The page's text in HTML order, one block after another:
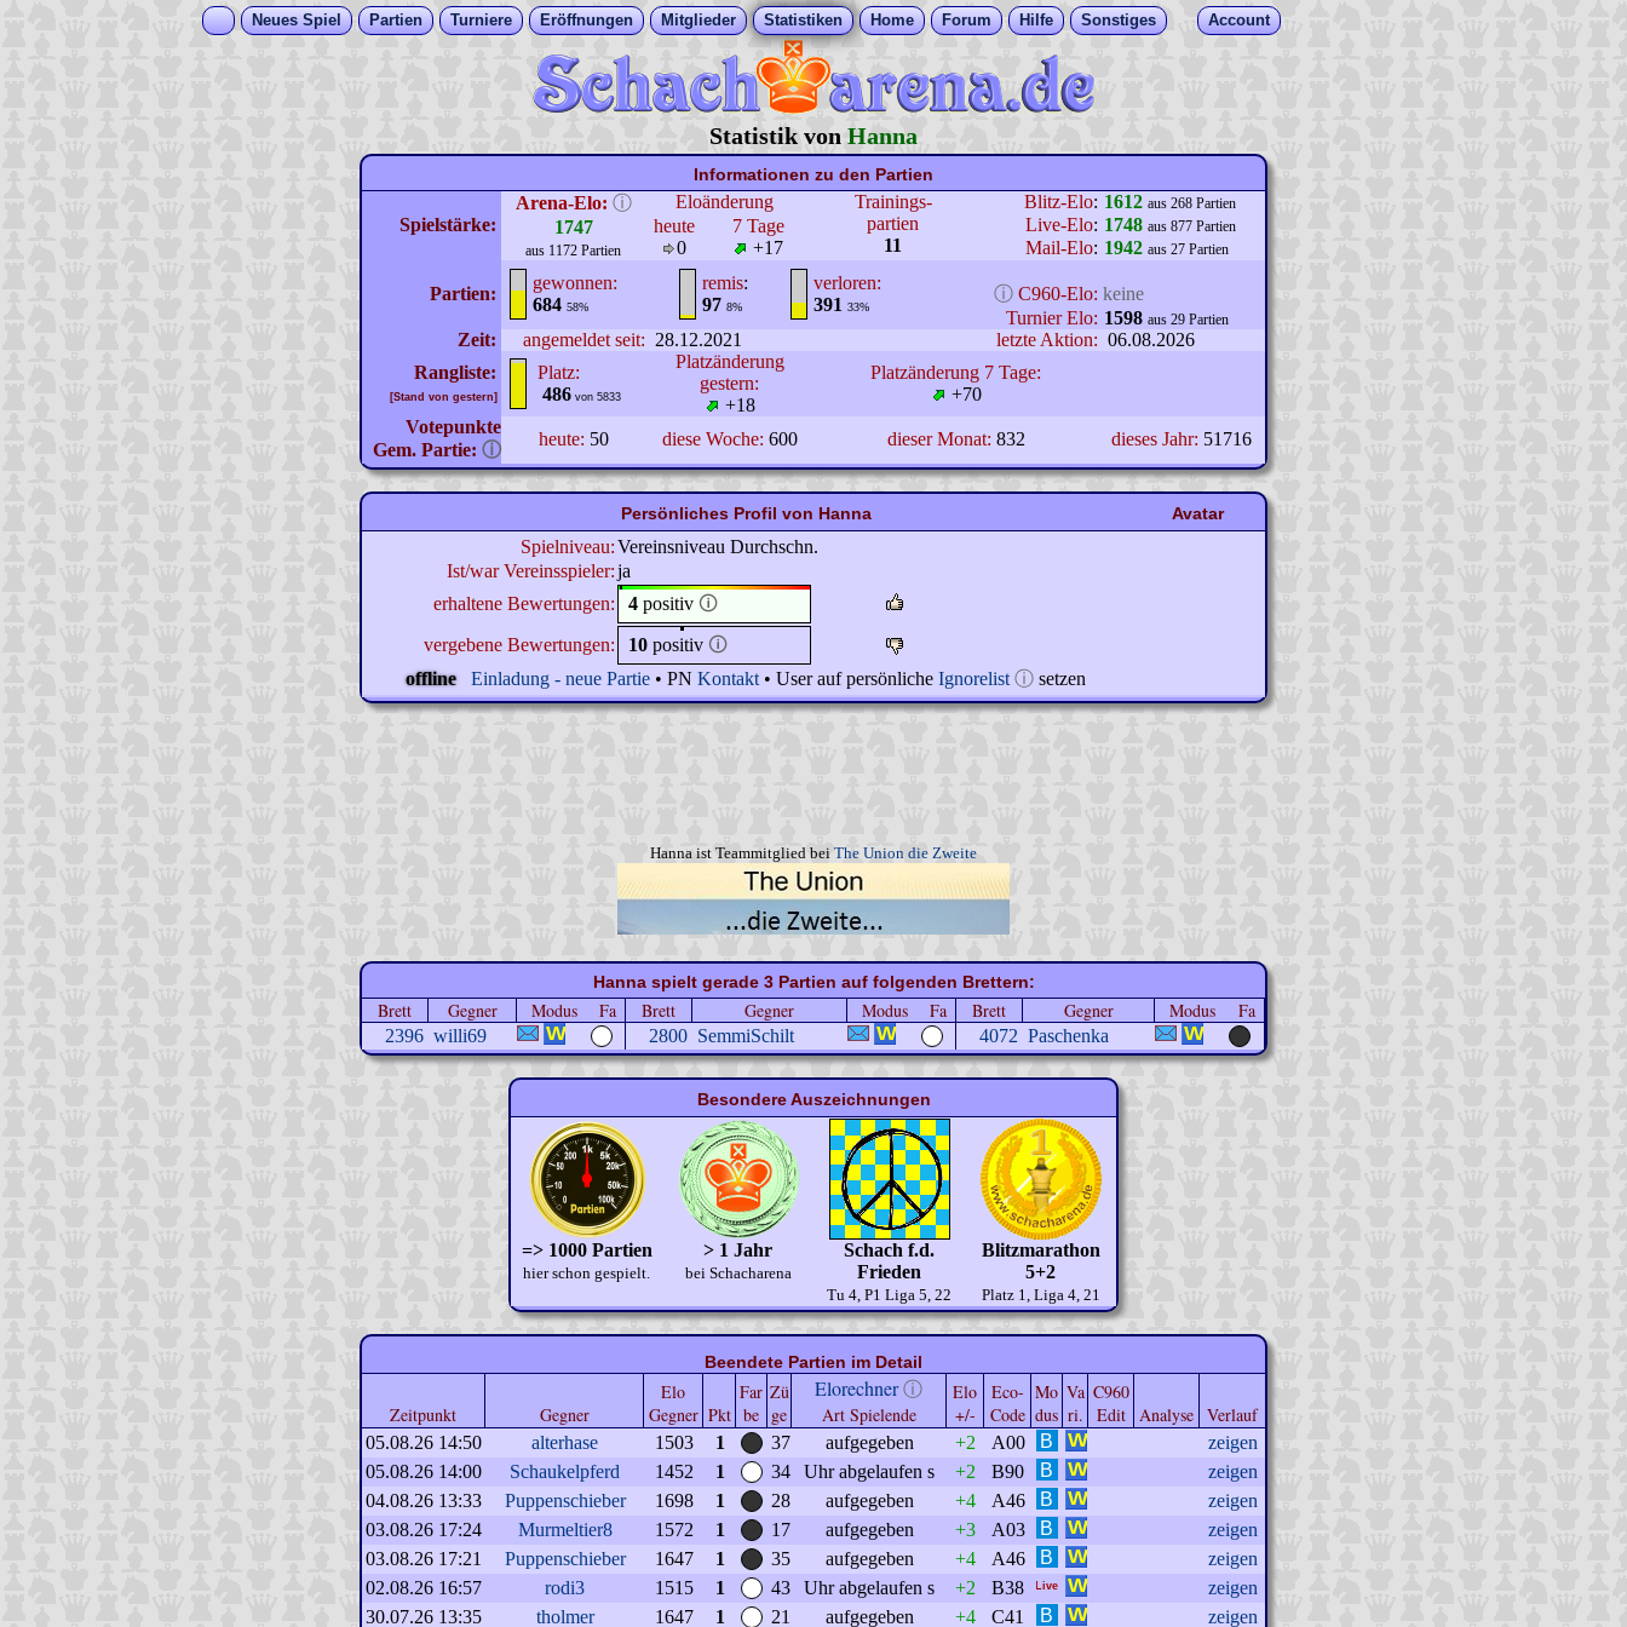
Neues Spiel Partien Turniere Eröffnungen Mitglieder Statistiken Home Forum Hilfe Sonstiges Account
Statistik von Hanna
Informationen zu den Partien
Spielstärke:
Arena-Elo: ⓘ
1747
aus 1172 Partien
Eloänderung
Trainings-
partien
11
Blitz-Elo: 1612 aus 268 Partien
heute
0
7 Tage
+17
Live-Elo: 1748 aus 877 Partien
Mail-Elo: 1942 aus 27 Partien
Partien:
gewonnen:
684 58%
remis:
97 8%
verloren:
391 33%
ⓘ C960-Elo: keine
Turnier Elo: 1598 aus 29 Partien
Zeit: angemeldet seit: 28.12.2021 letzte Aktion: 06.08.2026
Rangliste:
[Stand von gestern]
Platz:
486 von 5833
Platzänderung
gestern:
+18
Platzänderung 7 Tage:
+70
Votepunkte
Gem. Partie: ⓘ
heute: 50 diese Woche: 600 dieser Monat: 832 dieses Jahr: 51716
Persönliches Profil von Hanna Avatar
Spielniveau:Vereinsniveau Durchschn.
Ist/war Vereinsspieler:ja
erhaltene Bewertungen:
4 positiv 🛈
vergebene Bewertungen:
10 positiv 🛈
offline
Einladung - neue Partie • PN Kontakt • User auf persönliche Ignorelist ⓘ setzen
Hanna ist Teammitglied bei The Union die Zweite
Hanna spielt gerade 3 Partien auf folgenden Brettern:
Brett Gegner Modus Fa Brett Gegner Modus Fa Brett Gegner Modus Fa
2396 willi69 2800 SemmiSchilt 4072 Paschenka
Besondere Auszeichnungen
=> 1000 Partien
hier schon gespielt.
> 1 Jahr
bei Schacharena
Schach f.d.
Frieden
Tu 4, P1 Liga 5, 22
Blitzmarathon
5+2
Platz 1, Liga 4, 21
Beendete Partien im Detail
Zeitpunkt Gegner
Elo
Gegner Pkt
Far
be
Zü
ge
Elorechnerⓘ
Art Spielende
Elo
+/-
Eco-
Code
Mo
dus
Va
ri.
C960
Edit
Analyse Verlauf
05.08.26 14:50 alterhase 1503 1 37 aufgegeben +2 A00
zeigen
05.08.26 14:00
Schaukelpferd 1452 1 34 Uhr abgelaufen s +2 B90
zeigen
04.08.26 13:33
Puppenschieber 1698 1 28 aufgegeben +4 A46
zeigen
03.08.26 17:24
Murmeltier8 1572 1 17 aufgegeben +3 A03
zeigen
03.08.26 17:21
Puppenschieber 1647 1 35 aufgegeben +4 A46
zeigen
02.08.26 16:57
rodi3 1515 1 43 Uhr abgelaufen s +2 B38
zeigen
30.07.26 13:35
tholmer 1647 1 21 aufgegeben +4 C41 zeigen